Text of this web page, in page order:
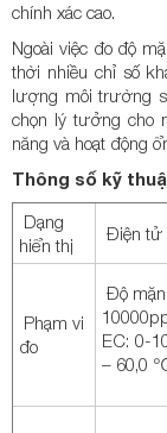
chính xác cao.
Ngoài việc đo độ
thời nhiều chỉ số
lượng môi trường
chọn lý tưởng cho
năng và hoạt động
Thông số kỹ
Dạng
hiển thị
Điện tử
Phạm vi
đo
Độ
EC: 0-
– 60,0